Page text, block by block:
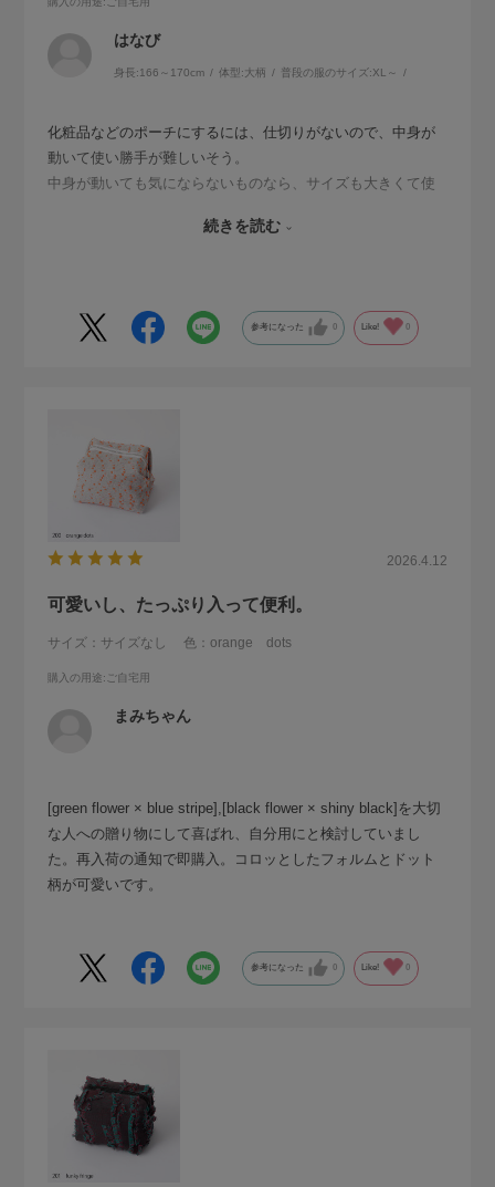
はなび
身長:166～170cm 体型:大柄 普段の服のサイズ:XL～
化粧品などのポーチにするには、仕切りがないので、中身が
動いて使い勝手が難しいそう。
中身が動いても気にならないものなら、サイズも大きくて使
とても可愛いので化粧ポーチにしたかったけど、とりあえず
続きを読む
参考になった 0 Like! 0
2026.4.12
可愛いし、たっぷり入って便利。
サイズ：サイズなし 色：orange dots
購入の用途:ご自宅用
まみちゃん
[green flower × blue stripe],[black flower × shiny black]を大切
な人への贈り物にして喜ばれ、自分用にと検討していまし
た。再入荷の通知で即購入。コロッとしたフォルムとドット
柄が可愛いです。
参考になった 0 Like! 0